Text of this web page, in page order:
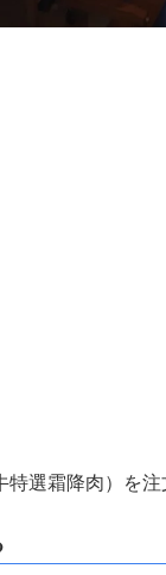
選霜降肉）を注